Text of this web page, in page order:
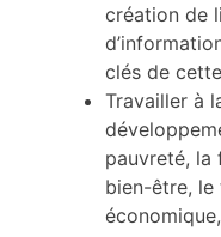
création de
clés de
Travailler à
pauvreté, la
bien-être,